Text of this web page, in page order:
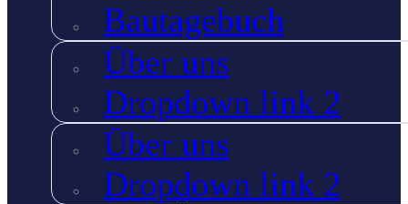
Bautagebuch
Über uns
Dropdown link 2
Über uns
Dropdown link 2